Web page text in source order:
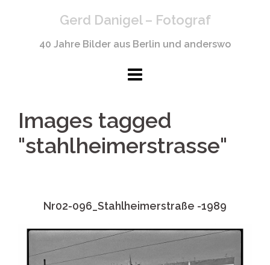
Gerd Danigel – Fotograf
40 Jahre Bilder aus Berlin und anderswo
Images tagged
"stahlheimerstrasse"
Nr02-096_Stahlheimerstraße -1989